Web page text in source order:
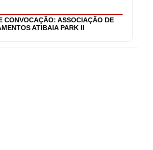
CONVOCAÇÃO: ASSOCIAÇÃO DE
ATIBAIA PARK II